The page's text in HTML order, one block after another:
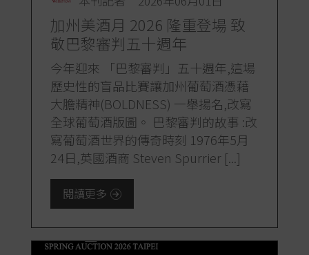
加州美酒月 2026 隆重登場 致
敬巴黎審判五十週年
今年迎來 「巴黎審判」五十週年,這場
歷史性的盲品比賽讓加州葡萄酒憑藉
大膽精神(BOLDNESS) 一舉揚名,改寫
全球葡萄酒版圖。 巴黎審判的故事 :改
寫葡萄酒世界的傳奇時刻 1976年5月
24日,英國酒商 Steven Spurrier [...]
閱讀更多